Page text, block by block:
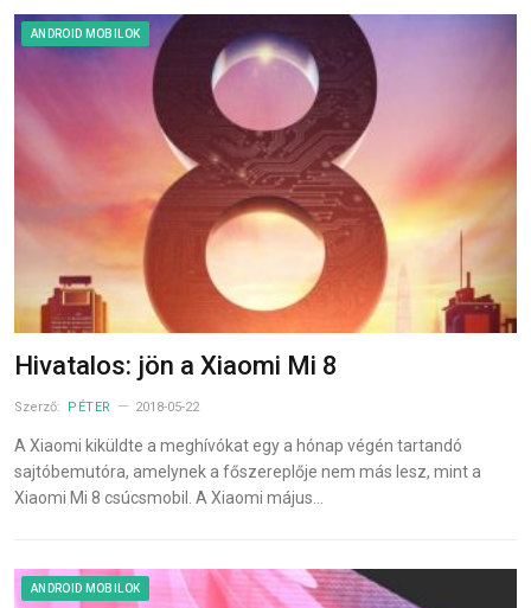
ANDROID MOBILOK
Hivatalos: jön a Xiaomi Mi 8
Szerző: PÉTER 2018-05-22
A Xiaomi kiküldte a meghívókat egy a hónap végén tartandó
sajtóbemutóra, amelynek a főszereplője nem más lesz, mint a
Xiaomi Mi 8 csúcsmobil. A Xiaomi május…
ANDROID MOBILOK